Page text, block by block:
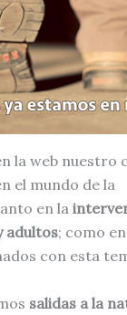
la web nuestro
el mundo de la
en la
adultos; como
con esta
salidas a la